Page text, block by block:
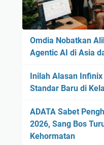
Omdia Nobatkan
Agentic AI di Asia
Inilah Alasan Infinix
Standar Baru di
ADATA Sabet
2026, Sang Bos
Kehormatan